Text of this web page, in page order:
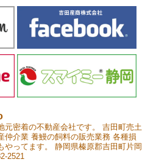
密着の不動産会社です。
吉田町売土
仲介業 養鰻の飼料の販売業務 各種損
ってます。
静岡県榛原郡吉田町片岡
2521